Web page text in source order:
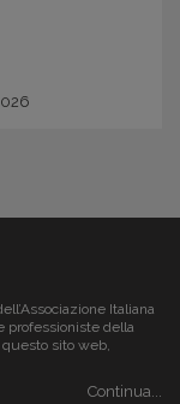
Italiana
professioniste della
sito web,
Continua...